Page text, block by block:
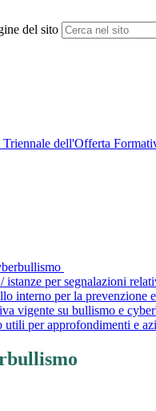
del sito
dell'Offerta
istanze per segnalazioni
interno per la prevenzione
vigente su bullismo e
utili per approfondimenti e